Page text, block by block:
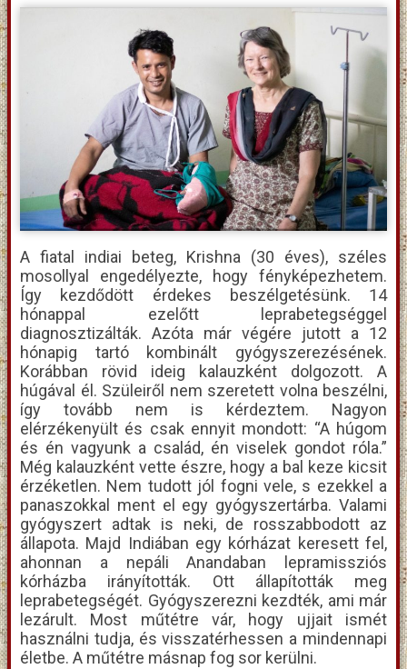
A fiatal indiai beteg, Krishna (30 éves), széles
mosollyal engedélyezte, hogy fényképezhetem.
Így kezdődött érdekes beszélgetésünk. 14
hónappal ezelőtt leprabetegséggel
diagnosztizálták. Azóta már végére jutott a 12
hónapig tartó kombinált gyógyszerezésének.
Korábban rövid ideig kalauzként dolgozott. A
húgával él. Szüleiről nem szeretett volna beszélni,
így tovább nem is kérdeztem. Nagyon
elérzékenyült és csak ennyit mondott: “A húgom
és én vagyunk a család, én viselek gondot róla.”
Még kalauzként vette észre, hogy a bal keze kicsit
érzéketlen. Nem tudott jól fogni vele, s ezekkel a
panaszokkal ment el egy gyógyszertárba. Valami
gyógyszert adtak is neki, de rosszabbodott az
állapota. Majd Indiában egy kórházat keresett fel,
ahonnan a nepáli Anandaban lepramissziós
kórházba irányították. Ott állapították meg
leprabetegségét. Gyógyszerezni kezdték, ami már
lezárult. Most műtétre vár, hogy ujjait ismét
használni tudja, és visszatérhessen a mindennapi
életbe. A műtétre másnap fog sor kerülni.